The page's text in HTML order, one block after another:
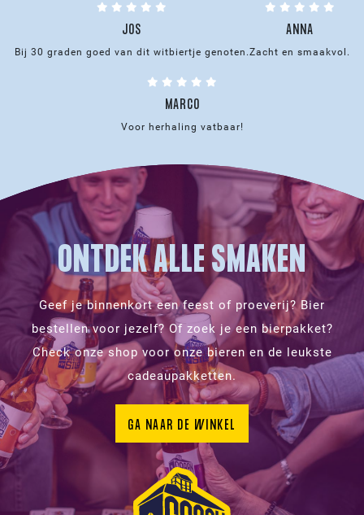
aantal
JOS
Bij 30 graden goed van dit witbiertje genoten.
ANNA
Zacht en smaakvol.
MARCO
Voor herhaling vatbaar!
ONTDEK ALLE SMAKEN
Geef je binnenkort een feest of proeverij? Bier
bestellen voor jezelf? Of zoek je een bierpakket?
Check onze shop voor onze bieren en de leukste
cadeaupakketten.
GA NAAR DE WINKEL